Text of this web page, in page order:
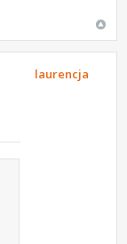
laurencja